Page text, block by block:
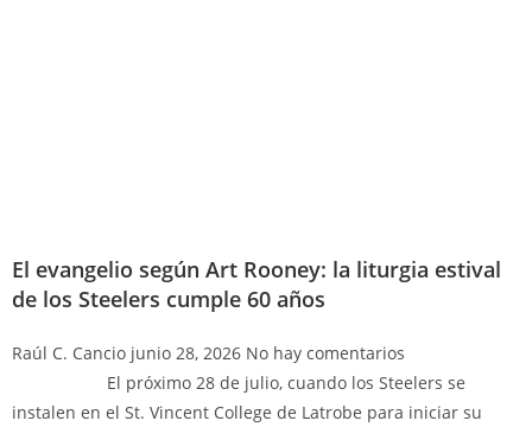
El evangelio según Art Rooney: la liturgia estival
de los Steelers cumple 60 años
Raúl C. Cancio junio 28, 2026 No hay comentarios
El próximo 28 de julio, cuando los Steelers se
instalen en el St. Vincent College de Latrobe para iniciar su